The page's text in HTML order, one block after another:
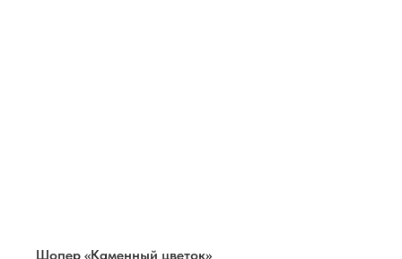
Шопер «Каменный цветок»